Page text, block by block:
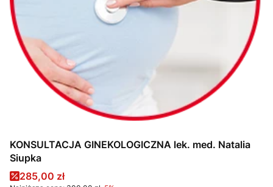
KONSULTACJA GINEKOLOGICZNA lek. med. Natalia
Siupka
Cena promocyjna
285,00 zł